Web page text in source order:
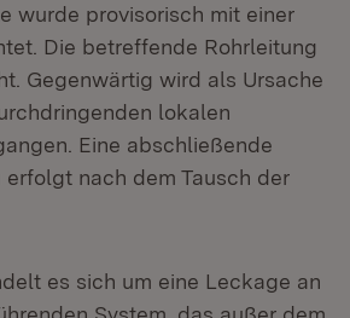
wurde provisorisch mit einer
Die betreffende Rohrleitung
Gegenwärtig wird als Ursache
lokalen
Eine abschließende
nach dem Tausch der
es sich um eine Leckage an